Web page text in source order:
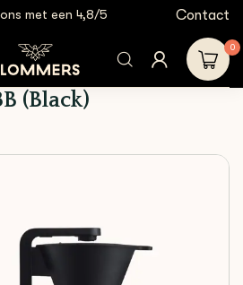
met een 4,8/5 Gratis
Contact
0
Wilfa Svart Performance
Coffee Maker WSPL-3B
(Black)
Coffee
(Black)